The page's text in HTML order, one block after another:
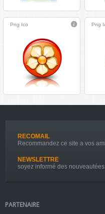
Png Ico Png
RECOMAIL
Recommandez ce site a vos
NEWSLETTRE
soyez informé des nouveautées.
PARTENAIRE